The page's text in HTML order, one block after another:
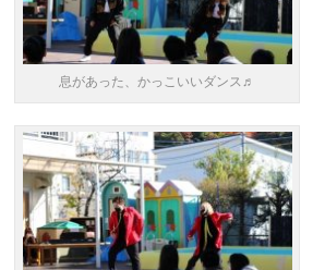
息があった、かっこいいダンス♬